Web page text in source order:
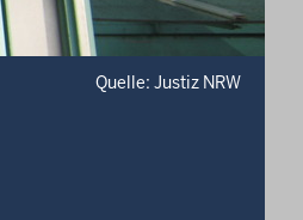
Quelle: Justiz NRW